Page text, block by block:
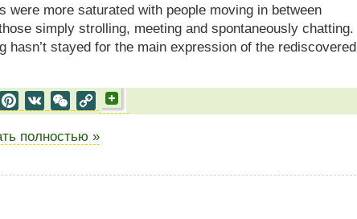
were more saturated with people moving in between
simply strolling, meeting and spontaneously chatting.
hasn’t stayed for the main expression of the rediscovered
LiveJournal
Pinterest
VK WeChat
Copy
полностью »